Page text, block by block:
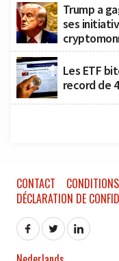
Trump a
ses
Les ETF
record de
CONTACT
DÉCLARATION DE